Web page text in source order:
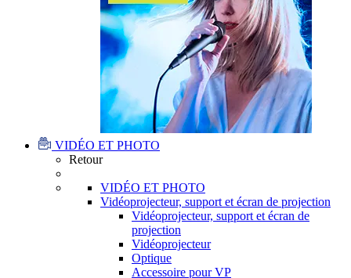
VIDÉO ET PHOTO
Retour
VIDÉO ET PHOTO
Vidéoprojecteur, support et écran de projection
Vidéoprojecteur, support et écran de
projection
Vidéoprojecteur
Optique
Accessoire pour VP